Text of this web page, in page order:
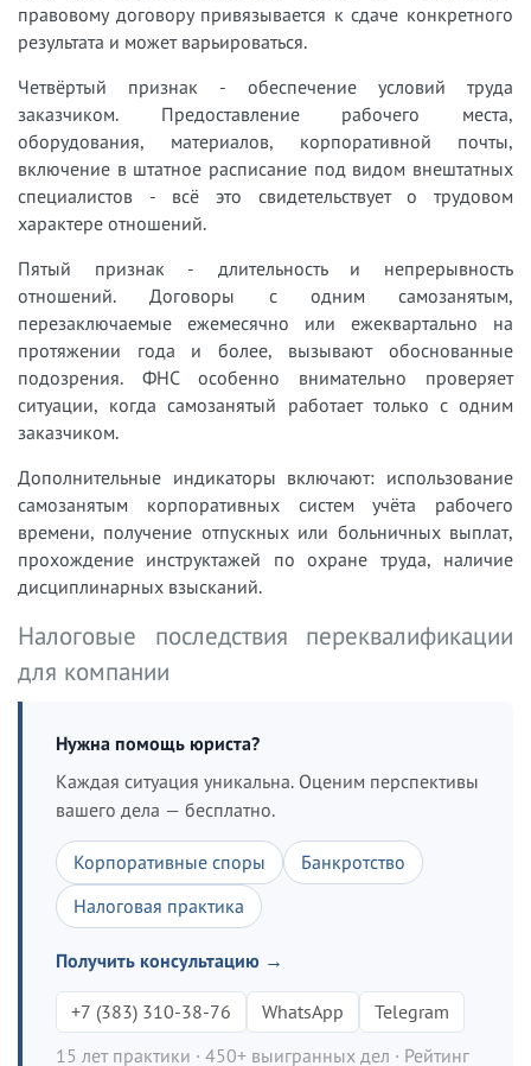
правовому договору привязывается к сдаче конкретного
результата и может варьироваться.
Четвёртый признак - обеспечение условий труда
заказчиком. Предоставление рабочего места,
оборудования, материалов, корпоративной почты,
включение в штатное расписание под видом внештатных
специалистов - всё это свидетельствует о трудовом
характере отношений.
Пятый признак - длительность и непрерывность
отношений. Договоры с одним самозанятым,
перезаключаемые ежемесячно или ежеквартально на
протяжении года и более, вызывают обоснованные
подозрения. ФНС особенно внимательно проверяет
ситуации, когда самозанятый работает только с одним
заказчиком.
Дополнительные индикаторы включают: использование
самозанятым корпоративных систем учёта рабочего
времени, получение отпускных или больничных выплат,
прохождение инструктажей по охране труда, наличие
дисциплинарных взысканий.
Налоговые последствия переквалификации
для компании
Нужна помощь юриста?
Каждая ситуация уникальна. Оценим перспективы
вашего дела — бесплатно.
Корпоративные споры
Банкротство
Налоговая практика
Получить консультацию →
+7 (383) 310-38-76 WhatsApp
Telegram
15 лет практики · 450+ выигранных дел · Рейтинг